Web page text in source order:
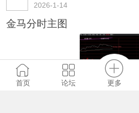
2026-1-14
金马分时主图
首页 论坛 更多